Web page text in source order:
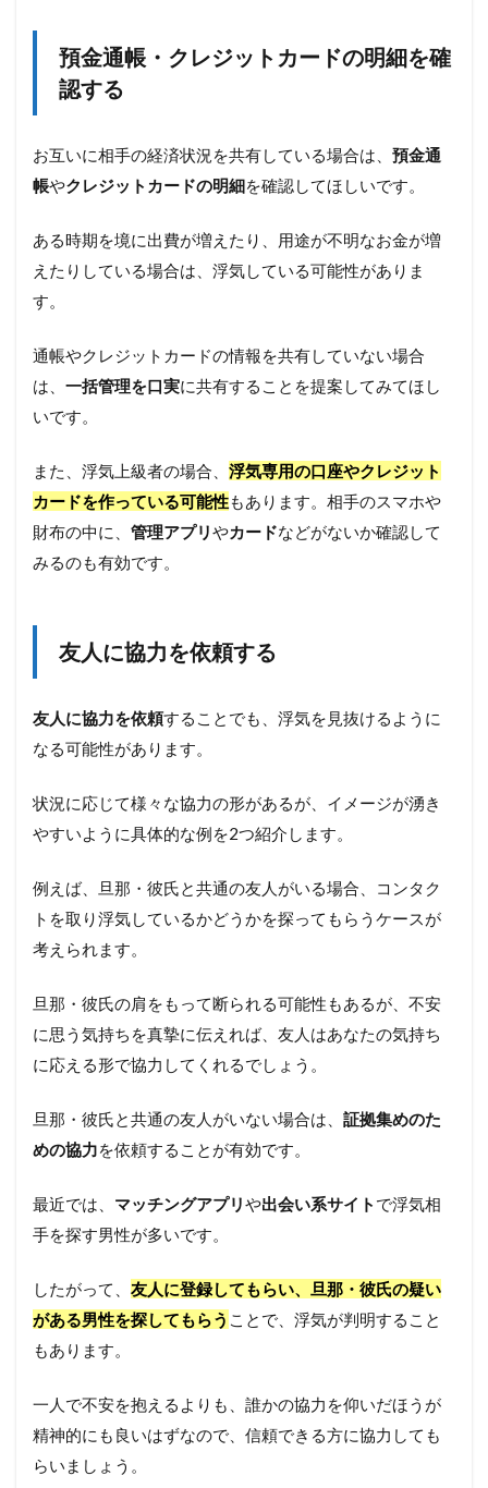
預金通帳・クレジットカードの明細を確
認する
お互いに相手の経済状況を共有している場合は、 預金通
帳やクレジットカードの明細を確認してほしいです。
ある時期を境に出費が増えたり、用途が不明なお金が増
えたりしている場合は、浮気している可能性がありま
す。
通帳やクレジットカードの情報を共有していない場合
は、 一括管理を口実に共有することを提案してみてほし
いです。
また、浮気上級者の場合、 浮気専用の口座やクレジット
カードを作っている可能性もあります。相手のスマホや
財布の中に、 管理アプリやカードなどがないか確認して
みるのも有効です。
友人に協力を依頼する
友人に協力を依頼することでも、浮気を見抜けるように
なる可能性があります。
状況に応じて様々な協力の形があるが、イメージが湧き
やすいように具体的な例を2つ紹介します。
例えば、旦那・彼氏と共通の友人がいる場合、コンタク
トを取り浮気しているかどうかを探ってもらうケースが
考えられます。
旦那・彼氏の肩をもって断られる可能性もあるが、不安
に思う気持ちを真摯に伝えれば、友人はあなたの気持ち
に応える形で協力してくれるでしょう。
旦那・彼氏と共通の友人がいない場合は、 証拠集めのた
めの協力を依頼することが有効です。
最近では、 マッチングアプリや出会い系サイト で浮気相
手を探す男性が多いです。
したがって、 友人に登録してもらい、旦那・彼氏の疑い
がある男性を探してもらう ことで、浮気が判明すること
もあります。
一人で不安を抱えるよりも、誰かの協力を仰いだほうが
精神的にも良いはずなので、信頼できる方に協力しても
らいましょう。